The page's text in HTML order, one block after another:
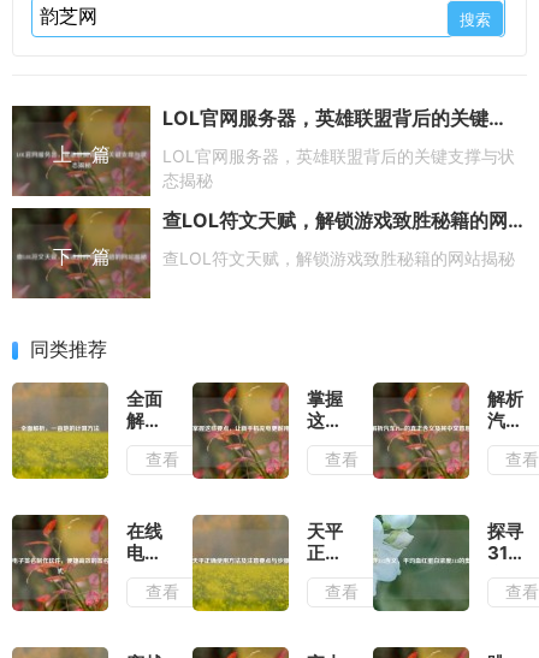
上一篇
LOL官网服务器，英雄联盟背后的关键支撑与状态揭秘
LOL官网服务器，英雄联盟背后的关键支撑与状
态揭秘
下一篇
查LOL符文天赋，解锁游戏致胜秘籍的网站揭秘
查LOL符文天赋，解锁游戏致胜秘籍的网站揭秘
同类推荐
全面
解
析，
一亩
方法
查看
掌握
这些
要
点，
充电
更耐
查看
解析
汽车
Plus
的真
其中
文意
查看
在线
电子
签名
制作
查看
天平
正确
使用
方法
查看
探寻
313
含
义，
查看